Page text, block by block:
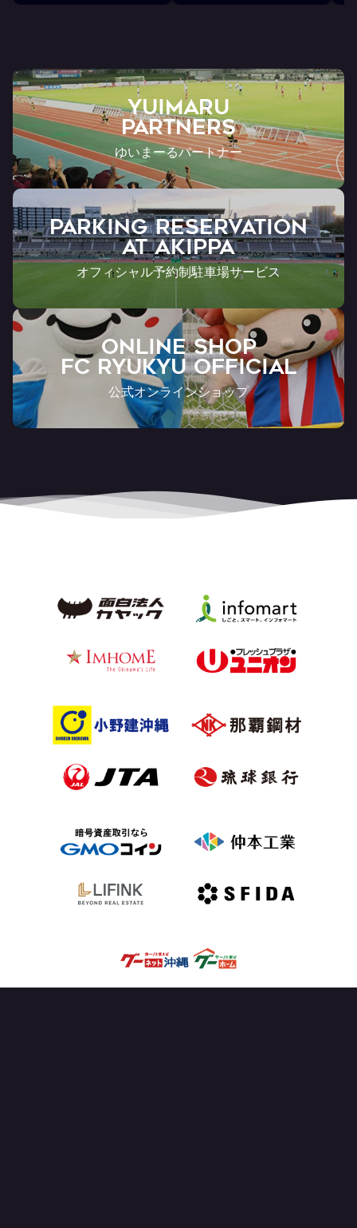
YUIMARU
Partners
ゆいまーるパートナー
PARKING RESERVATION
AT Akippa
オフィシャル予約制駐車場サービス
ONLINE SHOP
FC RYUKYU OFFICIAL
公式オンラインショップ